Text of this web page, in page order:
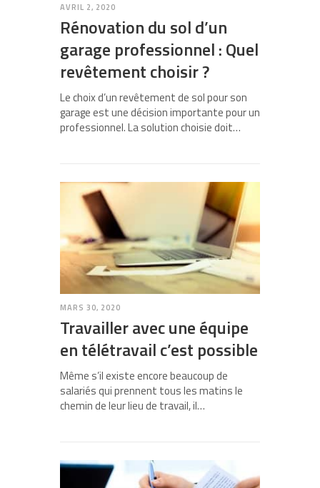
AVRIL 2, 2020
Rénovation du sol d’un
garage professionnel : Quel
revêtement choisir ?
Le choix d’un revêtement de sol pour son
garage est une décision importante pour un
professionnel. La solution choisie doit…
MARS 30, 2020
Travailler avec une équipe
en télétravail c’est possible
Même s’il existe encore beaucoup de
salariés qui prennent tous les matins le
chemin de leur lieu de travail, il…